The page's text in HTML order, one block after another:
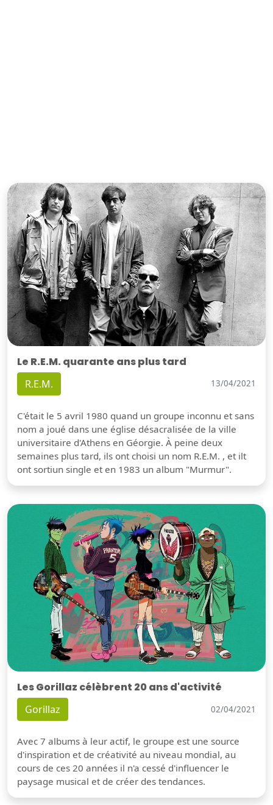
Le R.E.M. quarante ans plus tard
R.E.M. 13/04/2021
C'était le 5 avril 1980 quand un groupe inconnu et sans
nom a joué dans une église désacralisée de la ville
universitaire d'Athens en Géorgie. À peine deux
semaines plus tard, ils ont choisi un nom R.E.M. , et ilt
ont sortiun single et en 1983 un album "Murmur".
Les Gorillaz célèbrent 20 ans d'activité
Gorillaz 02/04/2021
Avec 7 albums à leur actif, le groupe est une source
d'inspiration et de créativité au niveau mondial, au
cours de ces 20 années il n'a cessé d'influencer le
paysage musical et de créer des tendances.